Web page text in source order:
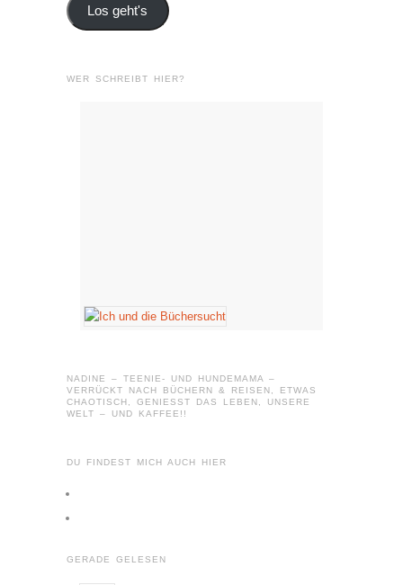
Los geht's
WER SCHREIBT HIER?
NADINE – TEENIE- UND HUNDEMAMA –
VERRÜCKT NACH BÜCHERN & REISEN, ETWAS
CHAOTISCH, GENIESST DAS LEBEN, UNSERE W
ELT – UND KAFFEE!!
DU FINDEST MICH AUCH HIER
auf
tausendleben
GERADE GELESEN